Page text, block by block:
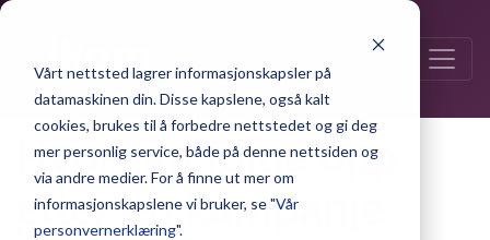
Vårt nettsted lagrer informasjonskapsler på
datamaskinen din. Disse kapslene, også kalt
cookies, brukes til å forbedre nettstedet og gi deg
mer personlig service, både på denne nettsiden og
via andre medier. For å finne ut mer om
informasjonskapslene vi bruker, se "Vår
personvernerklæring".
Hvordan følge opp
etter en kampanje